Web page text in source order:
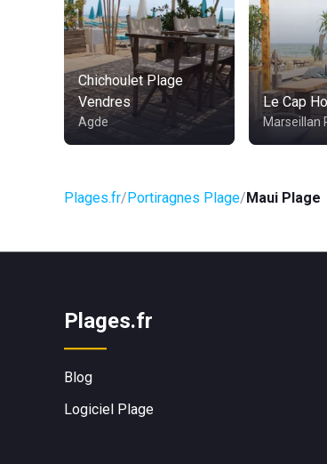
Chichoulet Plage
Vendres
Agde
Le Cap
Marseillan
Plages.fr Portiragnes Plage Maui Plage
Plages.fr
Blog
Logiciel Plage